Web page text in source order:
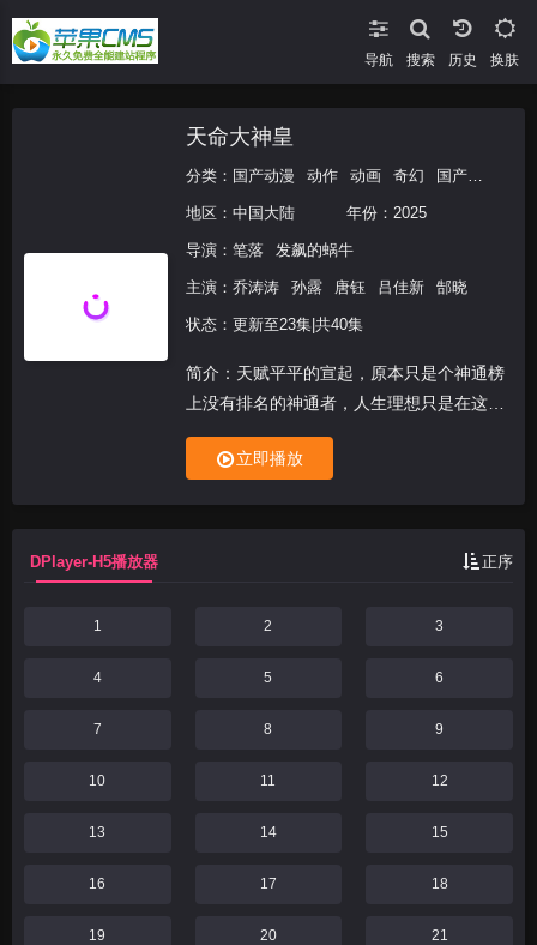
导航 搜索 换肤
天命大神皇
分类： 国产动漫 动作 动画 奇幻 国产动漫
地区： 中国大陆 年份： 2025
导演： 笔落 发飙的蜗牛
主演： 乔涛涛 孙露 唐钰 吕佳新 郜晓
状态：更新至23集|共40集
简介：天赋平平的宣起，原本只是个神通榜
上没有排名的神通者，人生理想只是在这一
方天地中，安全第一地苟到最后。然而一次
外出，他恰好撞见倾城女帝和上古魔物的激
立即播放
DPlayer-H5播放器 正序
1 2 3
4 5 6
7 8 9
10 11 12
13 14 15
16 17 18
19 20 21